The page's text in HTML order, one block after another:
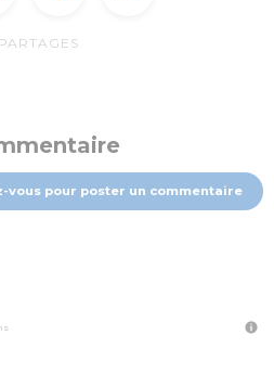
PARTAGES
vous pour poster un commentaire